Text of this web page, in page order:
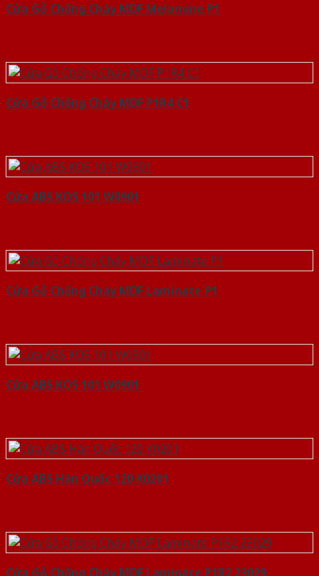
Cửa Gỗ Chống Cháy MDF Melamine P1
Cửa Gỗ Chống Cháy MDF P1R4 C1
Cửa ABS KOS 101 W0901
Cửa Gỗ Chống Cháy MDF Laminate P1
Cửa ABS KOS 101 W0901
Cửa ABS Hàn Quốc 120 K0201
Cửa Gỗ Chống Cháy MDF Laminate P1R2 23029